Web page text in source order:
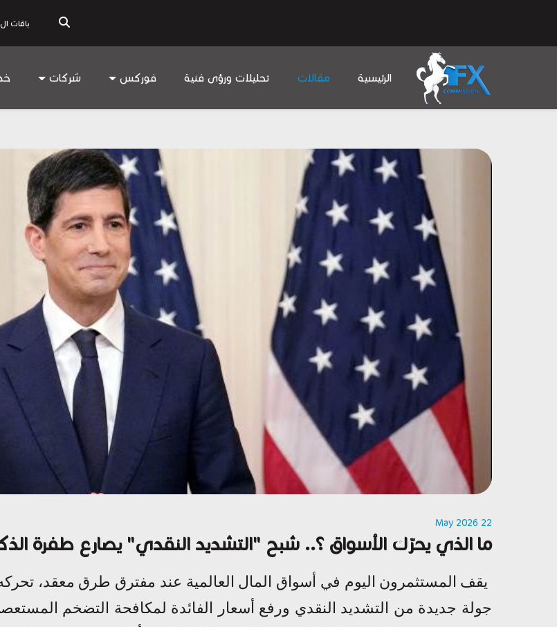
باقات ال VIP
الرئيسية مقالات تحليلات ورؤى فنية فوركس شركات
22 May 2026
ما الذي يحرّك الأسواق ؟.. شبح "التشديد النقدي" يصارع طفرة
يقف المستثمرون اليوم في أسواق المال العالمية عند مفترق طرق معقد،
جولة جديدة من التشديد النقدي ورفع أسعار الفائدة لمكافحة التضخم